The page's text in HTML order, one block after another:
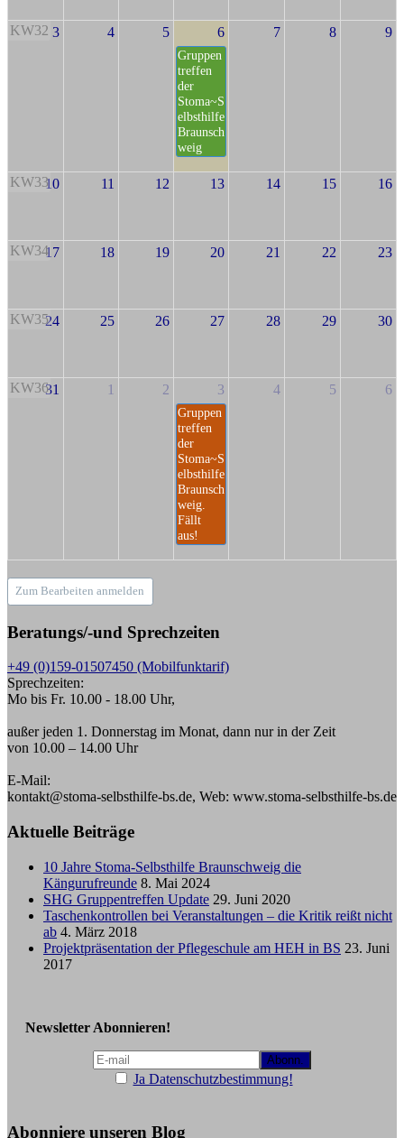
KW32 3 4 5 6
Gruppen
treffen
der
Stoma~S
elbsthilfe
Braunsch
weig
7 8 9
KW3310 11 12 13 14 15 16
KW3417 18 19 20 21 22 23
KW3524 25 26 27 28 29 30
KW3631 1 2 3
Gruppen
treffen
der
Stoma~S
elbsthilfe
Braunsch
weig.
Fällt
aus!
4 5 6
Zum Bearbeiten anmelden
Beratungs/-und Sprechzeiten
+49 (0)159-01507450 (Mobilfunktarif)
Sprechzeiten:
Mo bis Fr. 10.00 - 18.00 Uhr,
außer jeden 1. Donnerstag im Monat, dann nur in der Zeit
von 10.00 – 14.00 Uhr
E-Mail:
kontakt@stoma-selbsthilfe-bs.de, Web: www.stoma-selbsthilfe-bs.de
Aktuelle Beiträge
10 Jahre Stoma-Selbsthilfe Braunschweig die
Kängurufreunde 8. Mai 2024
SHG Gruppentreffen Update 29. Juni 2020
Taschenkontrollen bei Veranstaltungen – die Kritik reißt nicht
ab 4. März 2018
Projektpräsentation der Pflegeschule am HEH in BS 23. Juni
2017
Newsletter Abonnieren!
Ja Datenschutzbestimmung!
Abonniere unseren Blog